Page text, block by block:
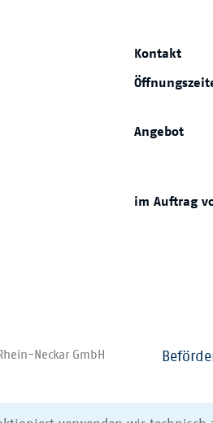
Kontakt
Angebot
im Auftrag
Neckar GmbH